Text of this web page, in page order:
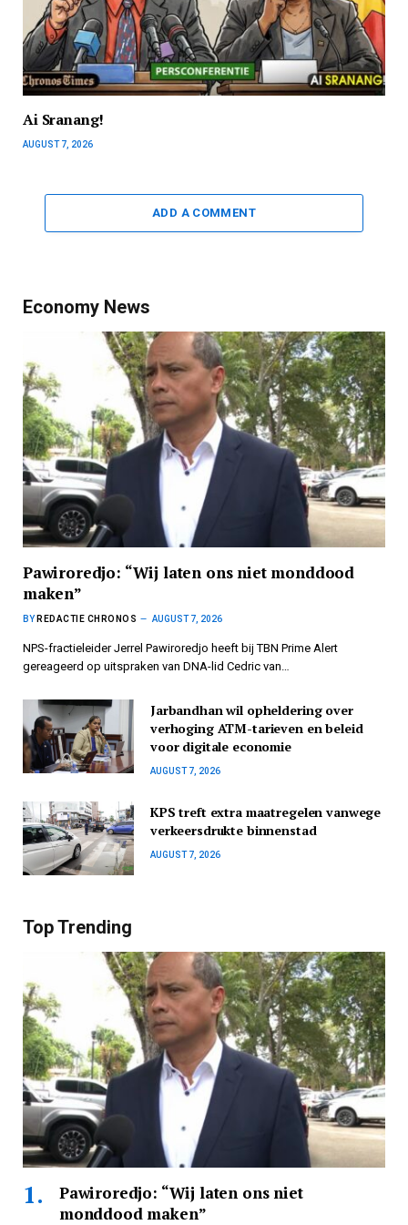
Ai Sranang!
AUGUST 7, 2026
ADD A COMMENT
Economy News
Pawiroredjo: “Wij laten ons niet monddood
maken”
BY REDACTIE CHRONOS AUGUST 7, 2026
NPS-fractieleider Jerrel Pawiroredjo heeft bij TBN Prime Alert
gereageerd op uitspraken van DNA-lid Cedric van…
Jarbandhan wil opheldering over
verhoging ATM-tarieven en beleid
voor digitale economie
AUGUST 7, 2026
KPS treft extra maatregelen vanwege
verkeersdrukte binnenstad
AUGUST 7, 2026
Top Trending
Pawiroredjo: “Wij laten ons niet
monddood maken”